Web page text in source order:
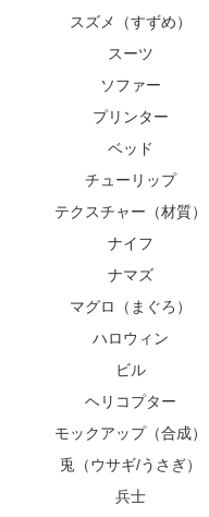
スズメ（すずめ）
スーツ
ソファー
プリンター
ベッド
チューリップ
テクスチャー（材質）
ナイフ
ナマズ
マグロ（まぐろ）
ハロウィン
ビル
ヘリコプター
モックアップ（合成）
兎（ウサギ/うさぎ）
兵士